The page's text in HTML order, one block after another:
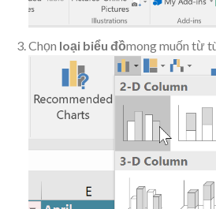
Chọn loại biểu đồmong muốn từ